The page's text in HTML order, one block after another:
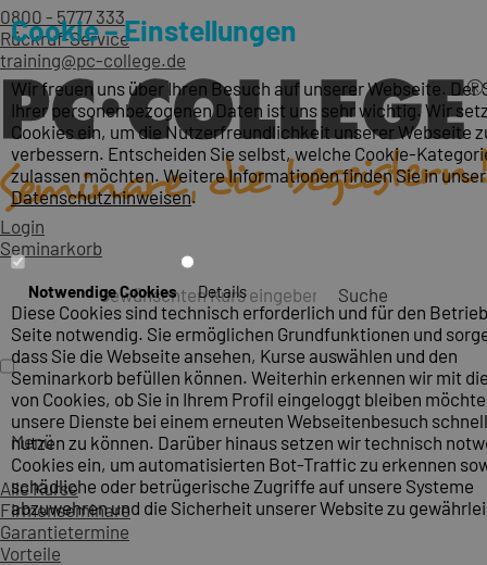
0800 - 5777 333
Rückruf-Service
training@pc-college.de
Login
Seminarkorb
Suche
Menü
Alle Kurse
Firmenseminare
Garantietermine
Vorteile
Cookie – Einstellungen
Wir freuen uns über Ihren Besuch auf unserer Webseite. Der
Ihrer personenbezogenen Daten ist uns sehr wichtig. Wir
Cookies ein, um die Nutzerfreundlichkeit unserer Webseite
verbessern. Entscheiden Sie selbst, welche Cookie-
zulassen möchten. Weitere Informationen finden Sie in
Datenschutzhinweisen.
Notwendige Cookies Details
Diese Cookies sind technisch erforderlich und für den
Seite notwendig. Sie ermöglichen Grundfunktionen und
dass Sie die Webseite ansehen, Kurse auswählen und den
Seminarkorb befüllen können. Weiterhin erkennen wir mit
von Cookies, ob Sie in Ihrem Profil eingeloggt bleiben
unsere Dienste bei einem erneuten Webseitenbesuch
nutzen zu können. Darüber hinaus setzen wir technisch
Cookies ein, um automatisierten Bot-Traffic zu erkennen
schädliche oder betrügerische Zugriffe auf unsere Systeme
abzuwehren und die Sicherheit unserer Website zu